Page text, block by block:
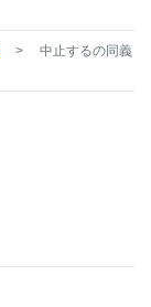
> 中止するの同義